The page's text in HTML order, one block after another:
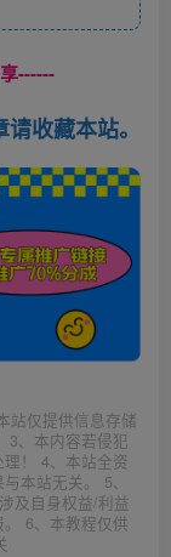
------
收藏本站。
站仅提供信息存储
3、本内容若侵犯
！ 4、本站全资
本站无关。 5、
及自身权益/利益
6、本教程仅供